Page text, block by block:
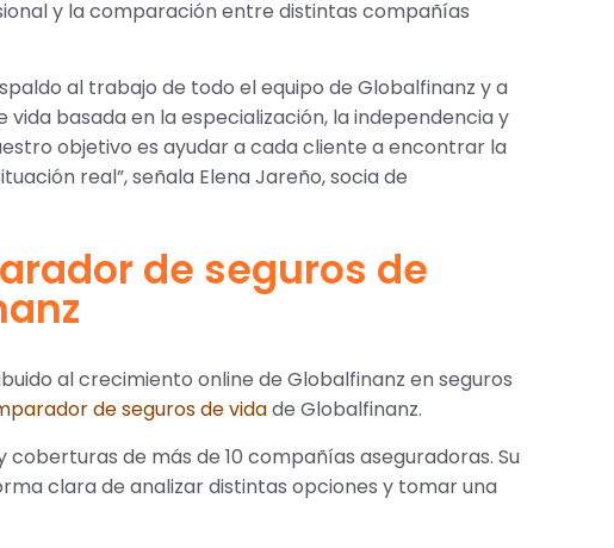
y la comparación entre distintas compañías
al trabajo de todo el equipo de Globalfinanz y a
basada en la especialización, la independencia y
objetivo es ayudar a cada cliente a encontrar la
real”, señala Elena Jareño, socia de
de seguros de
al crecimiento online de Globalfinanz en seguros
de seguros de vidade Globalfinanz.
de más de 10 compañías aseguradoras. Su
clara de analizar distintas opciones y tomar una